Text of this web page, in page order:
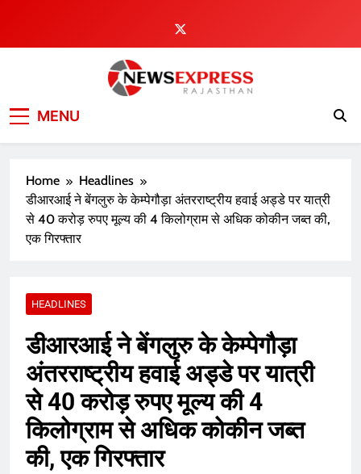
content
MENU
Home
Headlines
डीआरआई ने बेंगलुरु के केम्पेगौड़ा अंतरराष्ट्रीय हवाई अड्डे पर यात्री
से 40 करोड़ रुपए मूल्य की 4 किलोग्राम से अधिक कोकीन जब्त की,
एक गिरफ्तार
HEADLINES
डीआरआई ने बेंगलुरु के केम्पेगौड़ा
अंतरराष्ट्रीय हवाई अड्डे पर यात्री
से 40 करोड़ रुपए मूल्य की 4
किलोग्राम से अधिक कोकीन जब्त
की, एक गिरफ्तार